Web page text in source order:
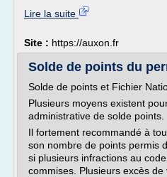
Lire la suite
Site : https://auxon.fr
Solde de points du
Solde de points et Fichier
Plusieurs moyens existent
administrative de solde points.
Il fortement recommandé à
son nombre de points permis
si plusieurs infractions au
commises. Plusieurs excès